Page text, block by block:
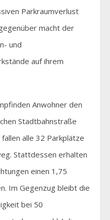
Parkraumverlust
macht der
und
auf ihrem
Anwohner den
Stadtbahnstraße
alle 32 Parkplätze
Stattdessen erhalten
einen 1,75
Im Gegenzug bleibt die
bei 50